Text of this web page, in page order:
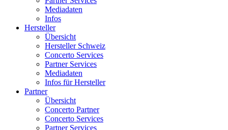
Mediadaten
Infos
Hersteller
Übersicht
Hersteller Schweiz
Concerto Services
Partner Services
Mediadaten
Infos für Hersteller
Partner
Übersicht
Concerto Partner
Concerto Services
Partner Services